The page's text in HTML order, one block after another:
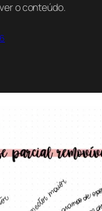
o conteúdo.